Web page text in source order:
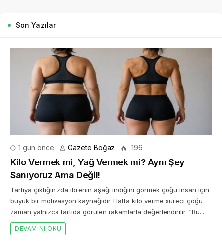
Son Yazılar
1 gün önce Gazete Boğaz 196
Kilo Vermek mi, Yağ Vermek mi? Aynı Şey
Sanıyoruz Ama Değil!
Tartıya çıktığınızda ibrenin aşağı indiğini görmek çoğu insan için
büyük bir motivasyon kaynağıdır. Hatta kilo verme süreci çoğu
zaman yalnızca tartıda görülen rakamlarla değerlendirilir. “Bu...
DEVAMINI OKU